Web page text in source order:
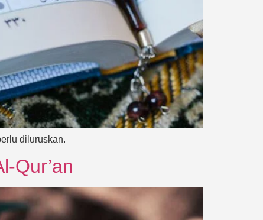
diluruskan.
Qur’an